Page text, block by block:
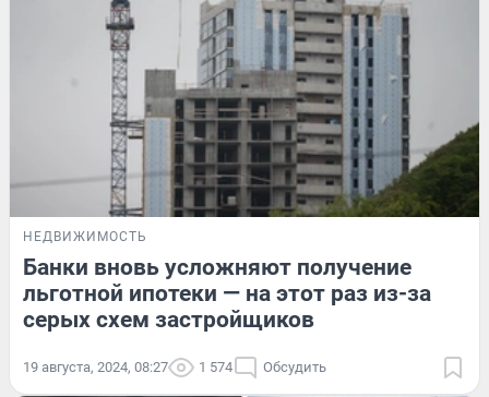
НЕДВИЖИМОСТЬ
Банки вновь усложняют получение
льготной ипотеки — на этот раз из-за
серых схем застройщиков
19 августа, 2024, 08:27 1 574 Обсудить